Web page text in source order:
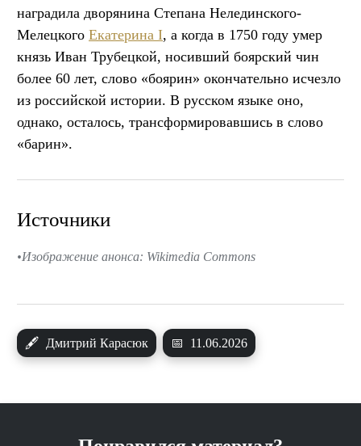
наградила дворянина Степана Нелединского-
Мелецкого Екатерина I, а когда в 1750 году умер
князь Иван Трубецкой, носивший боярский чин
более 60 лет, слово «боярин» окончательно исчезло
из российской истории. В русском языке оно,
однако, осталось, трансформировавшись в слово
«барин».
🖋 Дмитрий Карасюк 📅 11.06.2026
Источники
Изображение анонса: Wikimedia Commons